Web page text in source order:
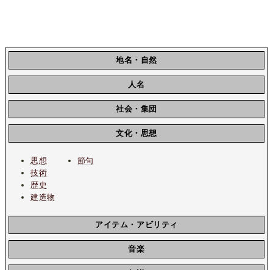
地名・自然
人名
社会・集団
文化・思想
思想
技術
歴史
建造物
節句
アイテム・アビリティ
音楽